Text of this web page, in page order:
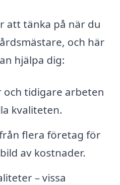
att tänka på när du
och här
hjälpa dig:
och tidigare arbeten
kvaliteten.
flera företag för
av kostnader.
– vissa